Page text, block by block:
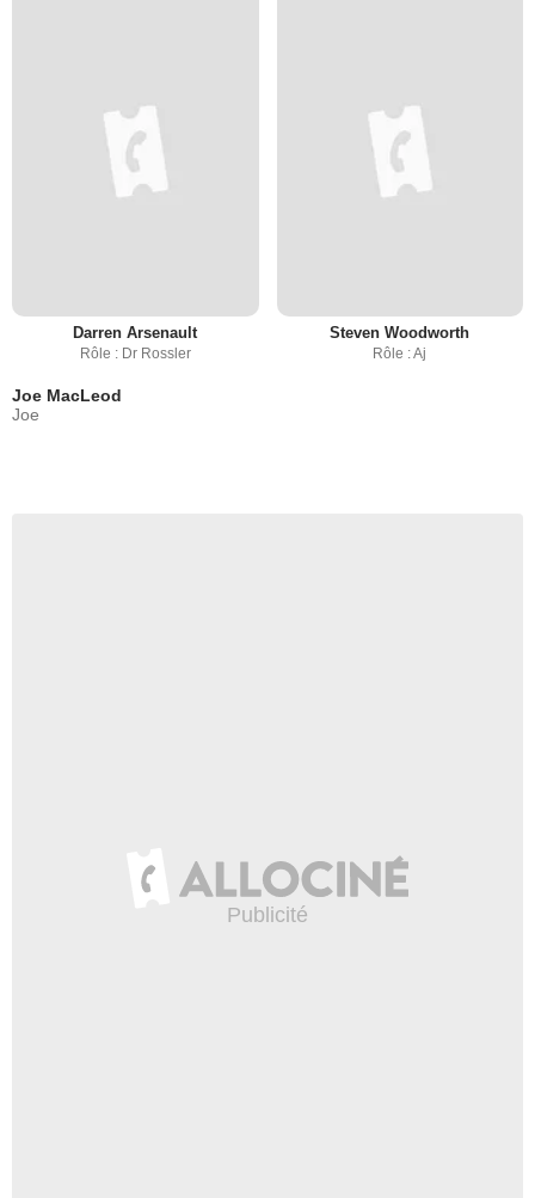
Darren Arsenault
Rôle : Dr Rossler
Steven Woodworth
Rôle : Aj
Joe MacLeod
Joe